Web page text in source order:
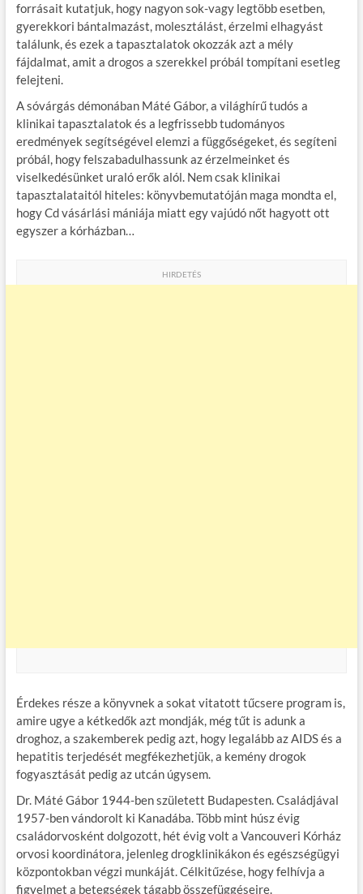
forrásait kutatjuk, hogy nagyon sok-vagy legtöbb esetben,
gyerekkori bántalmazást, molesztálást, érzelmi elhagyást
találunk, és ezek a tapasztalatok okozzák azt a mély
fájdalmat, amit a drogos a szerekkel próbál tompítani esetleg
felejteni.
A sóvárgás démonában Máté Gábor, a világhírű tudós a
klinikai tapasztalatok és a legfrissebb tudományos
eredmények segítségével elemzi a függőségeket, és segíteni
próbál, hogy felszabadulhassunk az érzelmeinket és
viselkedésünket uraló erők alól. Nem csak klinikai
tapasztalataitól hiteles: könyvbemutatóján maga mondta el,
hogy Cd vásárlási mániája miatt egy vajúdó nőt hagyott ott
egyszer a kórházban…
HIRDETÉS
Érdekes része a könyvnek a sokat vitatott tűcsere program is,
amire ugye a kétkedők azt mondják, még tűt is adunk a
droghoz, a szakemberek pedig azt, hogy legalább az AIDS és a
hepatitis terjedését megfékezhetjük, a kemény drogok
fogyasztását pedig az utcán úgysem.
Dr. Máté Gábor 1944-ben született Budapesten. Családjával
1957-ben vándorolt ki Kanadába. Több mint húsz évig
családorvosként dolgozott, hét évig volt a Vancouveri Kórház
orvosi koordinátora, jelenleg drogklinikákon és egészségügyi
központokban végzi munkáját. Célkitűzése, hogy felhívja a
figyelmet a betegségek tágabb összefüggéseire.